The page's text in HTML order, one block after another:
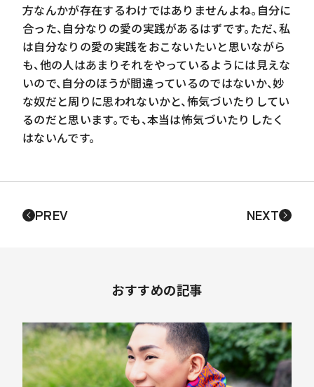
方なんかが存在するわけではありませんよね。自分に
合った、自分なりの愛の実践があるはずです。ただ、私
は自分なりの愛の実践をおこないたいと思いながら
も、他の人はあまりそれをやっているようには見えな
いので、自分のほうが間違っているのではないか、妙
な奴だと周りに思われないかと、怖気づいたりしてい
るのだと思います。でも、本当は怖気づいたりしたく
はないんです。
PREV NEXT
おすすめの記事